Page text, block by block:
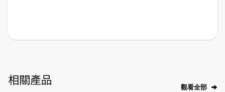
相關產品 觀看全部